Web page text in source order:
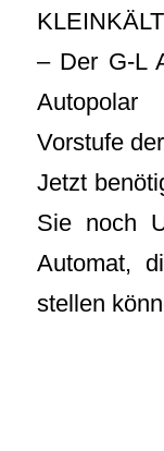
– Der G-L
Vorstufe
Jetzt
Sie noch
Automat,
stellen